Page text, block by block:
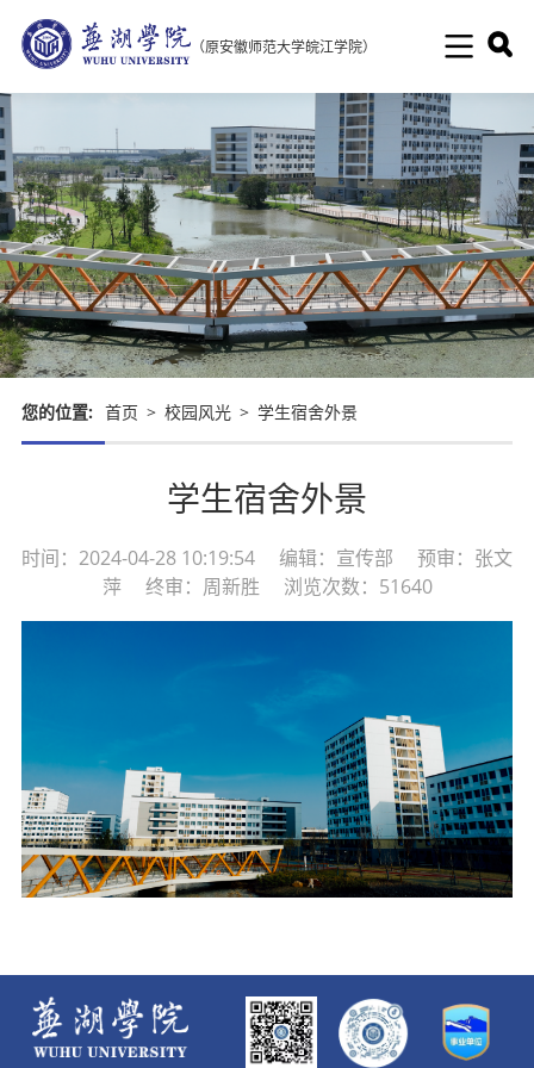
（原安徽师范大学皖江学院）
您的位置: 首页 > 校园风光 > 学生宿舍外景
学生宿舍外景
时间：2024-04-28 10:19:54 编辑：宣传部 预审：张文
萍 终审：周新胜 浏览次数：51640